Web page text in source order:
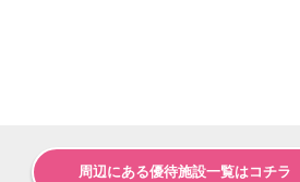
周辺にある優待施設一覧はコチラ